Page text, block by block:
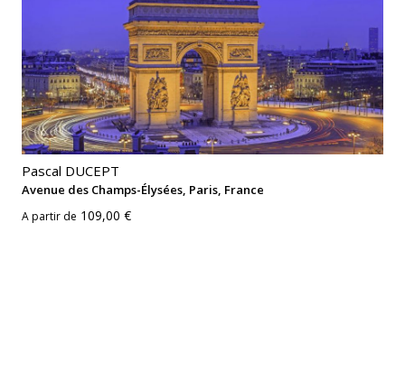
Pascal DUCEPT
Avenue des Champs-Élysées, Paris, France
A partir de 109,00 €